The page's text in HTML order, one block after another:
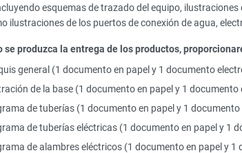
esquemas de trazado del equipo,
ilustraciones de los puertos de conexión de agua,
se produzca la entrega de los productos,
general (1 documento en papel y 1 documento
de la base (1 documento en papel y 1 documento
de tuberías (1 documento en papel y 1
de tuberías eléctricas (1 documento en papel y 1
de alambres eléctricos (1 documento en papel y 1